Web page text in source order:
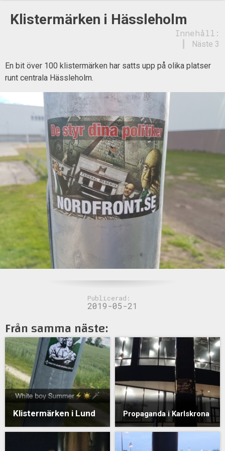
Klistermärken i Hässleholm
Innehåll:
Näste 3
En bit över 100 klistermärken har satts upp på olika platser
runt centrala Hässleholm.
Publicerad:
2019-05-21
Från samma näste:
Klistermärken i Lund Propaganda i Karlskrona